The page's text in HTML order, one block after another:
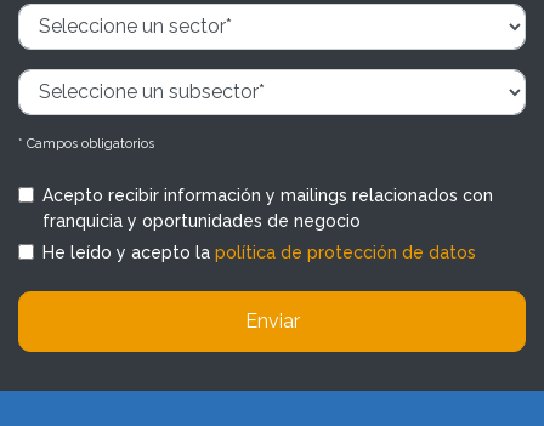
* Campos obligatorios
Acepto recibir información y mailings relacionados con
franquicia y oportunidades de negocio
He leído y acepto la política de protección de datos
Enviar